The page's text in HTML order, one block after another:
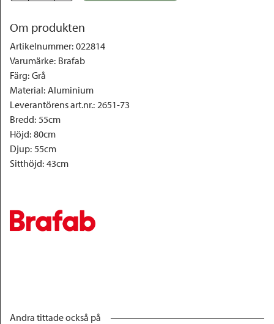
Om produkten
Artikelnummer: 022814
Varumärke: Brafab
Färg: Grå
Material: Aluminium
Leverantörens art.nr.: 2651-73
Bredd: 55cm
Höjd: 80cm
Djup: 55cm
Sitthöjd: 43cm
Andra tittade också på